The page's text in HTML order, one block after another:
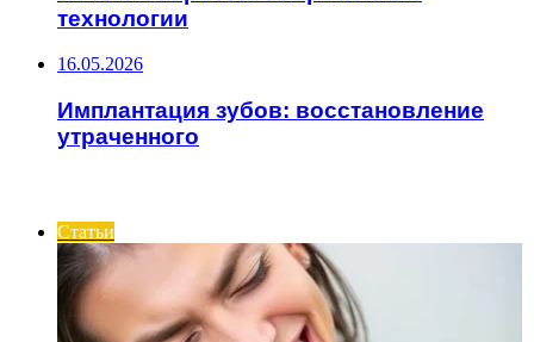
технологии
16.05.2026
Имплантация зубов: восстановление
утраченного
Статьи